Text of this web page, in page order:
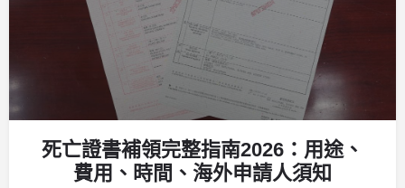
死亡證書補領完整指南2026：用途、
費用、時間、海外申請人須知